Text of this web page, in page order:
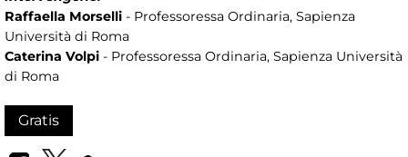
Raffaella Morselli - Professoressa Ordinaria, Sapienza
Università di Roma
Caterina Volpi - Professoressa Ordinaria, Sapienza Università
di Roma
Gratis